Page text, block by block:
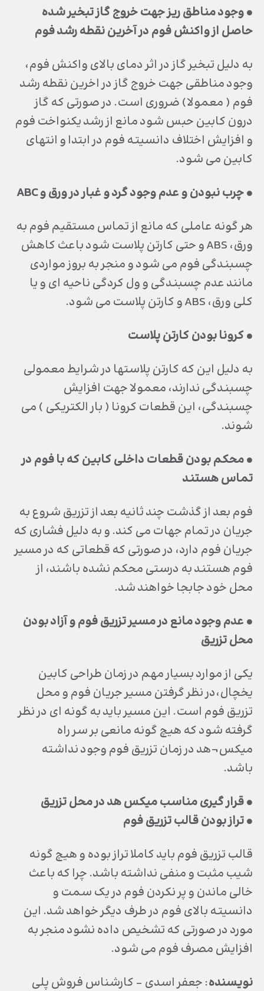
• وجود مناطق ريز جهت خروج گاز تبخير شده
حاصل از واكنش فوم در آخرين نقطه رشد فوم
به دليل تبخير گاز در اثر دماي بالاي واكنش فوم،
وجود مناطقي جهت خروج گاز در اخرين نقطه رشد
فوم ( معمولا) ضروري است. در صورتي كه گاز
درون كابين حبس شود مانع از رشد يكنواخت فوم
و افزايش اختلاف دانسيته فوم در ابتدا و انتهاي
كابين مي شود.
• چرب نبودن و عدم وجود گرد و غبار در ورق و ABC
هر گونه عاملي كه مانع از تماس مستقيم فوم به
ورق، ABS و حتي كارتن پلاست شود باعث كاهش
چسبندگي فوم مي شود و منجر به بروز مواردي
مانند عدم چسبندگي و ول كردگي ناحيه اي و يا
كلي ورق، ABS و كارتن پلاست مي شود.
• كرونا بودن كارتن پلاست
به دليل اين كه كارتن پلاستها در شرايط معمولي
چسبندگي ندارند، معمولا جهت افزايش
چسبندگي، اين قطعات كرونا ( بار الكتريكي ) مي
شوند.
• محكم بودن قطعات داخلي كابين كه با فوم در
تماس هستند
فوم بعد از گذشت چند ثانيه بعد از تزريق شروع به
جريان در تمام جهات مي كند. و به دليل فشاري كه
جريان فوم دارد، در صورتي كه قطعاتي كه در مسير
فوم هستند به درستي محكم نشده باشند، از
محل خود جابجا خواهند شد.
• عدم وجود مانع در مسير تزريق فوم و آزاد بودن
محل تزريق
يكي از موارد بسيار مهم در زمان طراحي كابين
يخچال،‌در نظر گرفتن مسير جريان فوم و محل
تزريق فوم است. اين مسير بايد به گونه اي در نظر
گرفته شود كه هيچ گونه مانعي بر سر راه
ميكس¬هد در زمان تزريق فوم وجود نداشته
باشد.
• قرار گيري مناسب ميكس هد در محل تزريق
• تراز بودن قالب تزريق فوم
قالب تزريق فوم بايد كاملا تراز بوده و هيچ گونه
شيب مثبت و منفي نداشته باشد. چرا كه باعث
خالي ماندن و پر نكردن فوم در يك سمت و
دانسيته بالاي فوم در طرف ديگر خواهد شد. اين
مورد در صورتي كه تشخيص داده نشود منجر به
افزايش مصرف فوم مي شود.
نویسنده: جعفر اسدی – کارشناس فروش پلی